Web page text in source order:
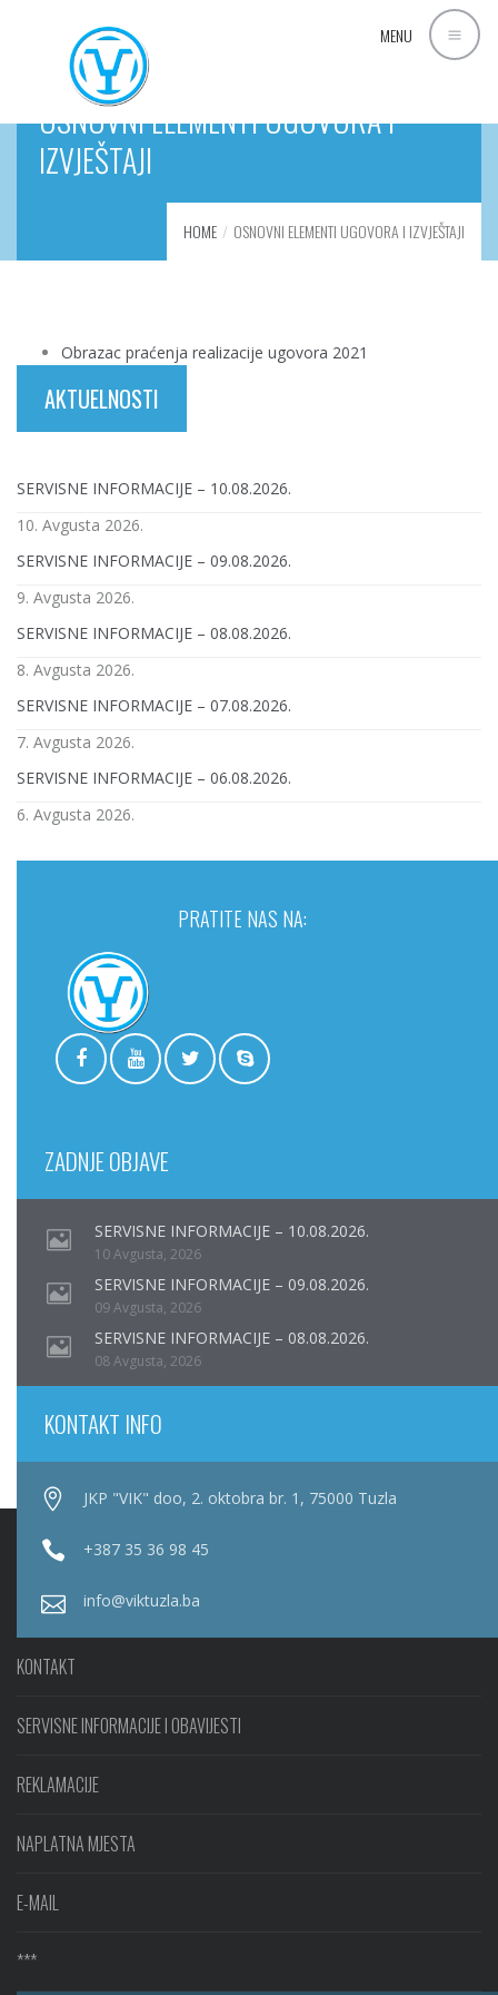
MENU
OSNOVNI ELEMENTI UGOVORA I
IZVJEŠTAJI
HOME OSNOVNI ELEMENTI UGOVORA I IZVJEŠTAJI
Obrazac praćenja realizacije ugovora 2021
AKTUELNOSTI
SERVISNE INFORMACIJE – 10.08.2026.
10. Avgusta 2026.
SERVISNE INFORMACIJE – 09.08.2026.
9. Avgusta 2026.
SERVISNE INFORMACIJE – 08.08.2026.
8. Avgusta 2026.
SERVISNE INFORMACIJE – 07.08.2026.
7. Avgusta 2026.
SERVISNE INFORMACIJE – 06.08.2026.
6. Avgusta 2026.
PRATITE NAS NA:
ZADNJE OBJAVE
SERVISNE INFORMACIJE – 10.08.2026.
10 Avgusta, 2026
SERVISNE INFORMACIJE – 09.08.2026.
09 Avgusta, 2026
SERVISNE INFORMACIJE – 08.08.2026.
08 Avgusta, 2026
KONTAKT INFO
JKP "VIK" doo, 2. oktobra br. 1, 75000 Tuzla
+387 35 36 98 45
info@viktuzla.ba
KONTAKT
SERVISNE INFORMACIJE I OBAVIJESTI
REKLAMACIJE
NAPLATNA MJESTA
E-MAIL
***